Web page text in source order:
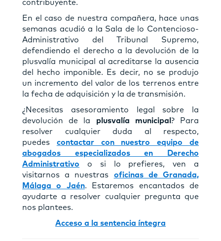
contribuyente.
En el caso de nuestra compañera, hace unas
semanas acudió a la Sala de lo Contencioso-
Administrativo del Tribunal Supremo,
defendiendo el derecho a la devolución de la
plusvalía municipal al acreditarse la ausencia
del hecho imponible. Es decir, no se produjo
un incremento del valor de los terrenos entre
la fecha de adquisición y la de transmisión.
¿Necesitas asesoramiento legal sobre la
devolución de la plusvalía municipal ? Para
resolver cualquier duda al respecto,
puedes
contactar con nuestro equipo de
abogados especializados en Derecho
Administrativo
o si lo prefieres, ven a
visitarnos a nuestras oficinas de Granada,
Málaga o Jaén. Estaremos encantados de
ayudarte a resolver cualquier pregunta que
nos plantees.
Acceso a la sentencia íntegra